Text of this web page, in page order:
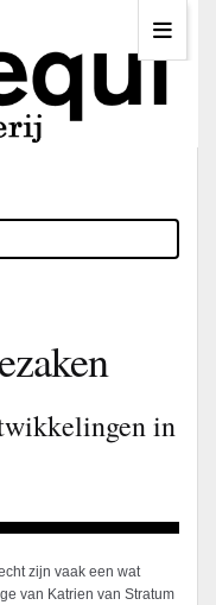
in
zijn vaak een wat
van Katrien van Stratum